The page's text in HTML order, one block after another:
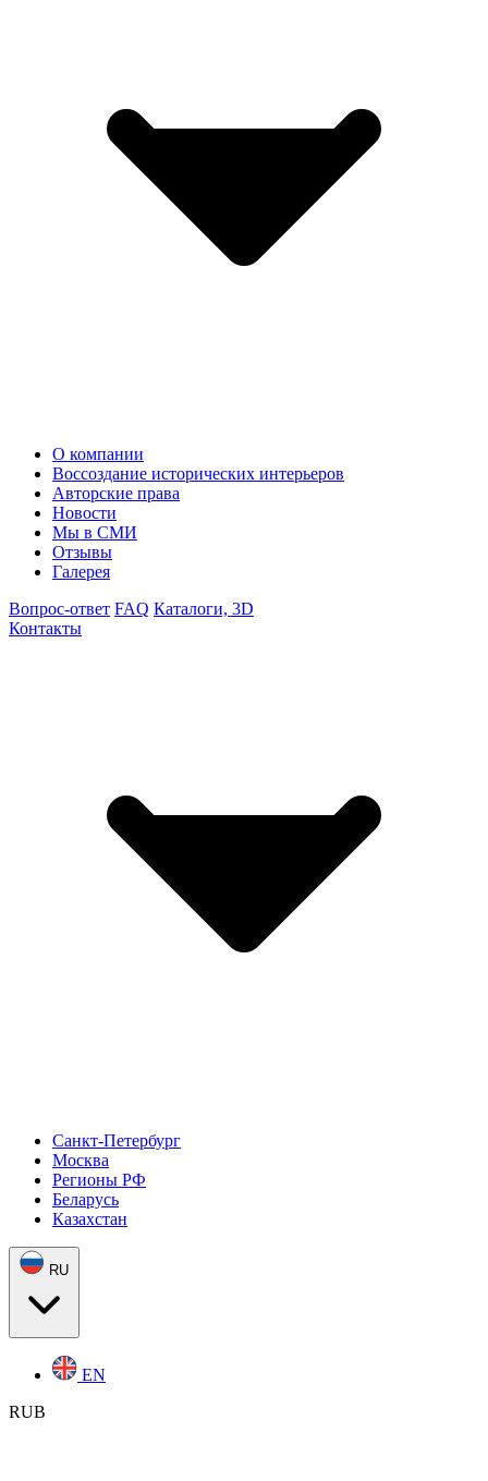
О компании
Воссоздание исторических интерьеров
Авторские права
Новости
Мы в СМИ
Отзывы
Галерея
Вопрос-ответ FAQ Каталоги, 3D
Контакты
Санкт-Петербург
Москва
Регионы РФ
Беларусь
Казахстан
RU
EN
RUB